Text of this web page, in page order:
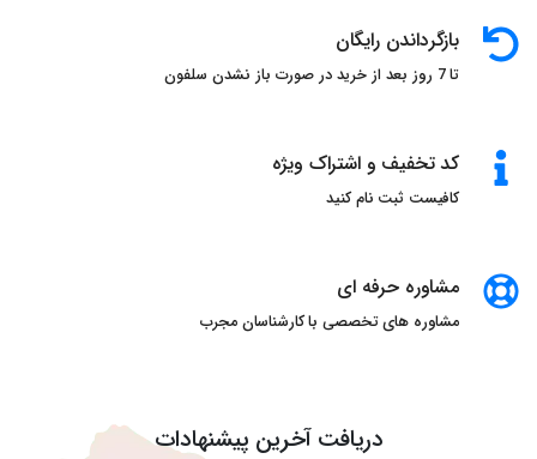
بازگرداندن رایگان
تا 7 روز بعد از خرید در صورت باز نشدن سلفون
کد تخفیف و اشتراک ویژه
کافیست ثبت نام کنید
مشاوره حرفه ای
مشاوره های تخصصی با کارشناسان مجرب
دریافت آخرین پیشنهادات